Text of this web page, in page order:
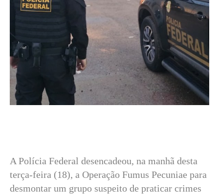
A Polícia Federal desencadeou, na manhã desta
terça-feira (18), a Operação Fumus Pecuniae para
desmontar um grupo suspeito de praticar crimes